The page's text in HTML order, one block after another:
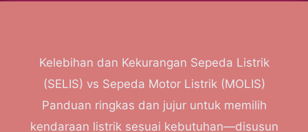
Kelebihan dan Kekurangan Sepeda Listrik
(SELIS) vs Sepeda Motor Listrik (MOLIS)
Panduan ringkas dan jujur untuk memilih
kendaraan listrik sesuai kebutuhan—disusun